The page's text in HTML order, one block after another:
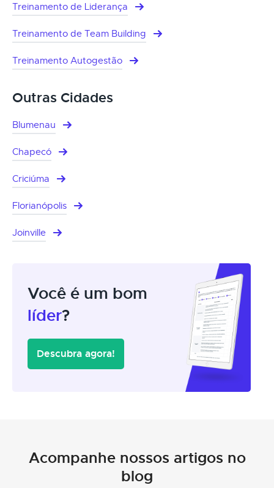
Treinamento de Liderança
Treinamento de Team Building
Treinamento Autogestão
Outras Cidades
Blumenau
Chapecó
Criciúma
Florianópolis
Joinville
Você é um bom
líder?
Descubra agora!
Acompanhe nossos artigos no
blog